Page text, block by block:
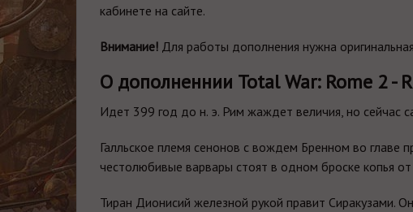
кабинете на сайте.
Внимание! Для работы дополнения нужна
О дополненнии Total War: Rome 2 -
Идет 399 год до н. э. Рим жаждет величия, но сейчас
Галльское племя сенонов с вождем Бренном во
честолюбивые варвары стоят в одном броске копья
Тиран Дионисий железной рукой правит Сиракузами.